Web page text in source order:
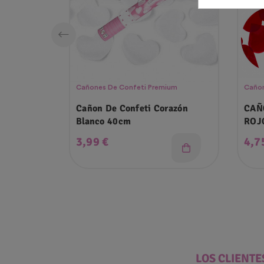
Cañones De Confeti Premium
Cañon De Confeti Corazón
Blanco 40cm
Precio
3,99 €
LOS